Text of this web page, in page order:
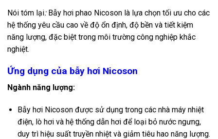
Nói tóm lại:Bẫy hơi phao Nicoson là lựa chọn tối ưu cho các
hệ thống yêu cầu cao về độ ổn định, độ bền và tiết kiệm
năng lượng, đặc biệt trong môi trường công nghiệp khắc
nghiệt.
Ứng dụng của bẫy hơi Nicoson
Ngành năng lượng:
Bẫy hơi Nicoson được sử dụng trong các nhà máy nhiệt
điện, lò hơi và hệ thống dẫn hơi để loại bỏ nước ngưng,
duy trì hiệu suất truyền nhiệt và giảm tiêu hao năng lượng.